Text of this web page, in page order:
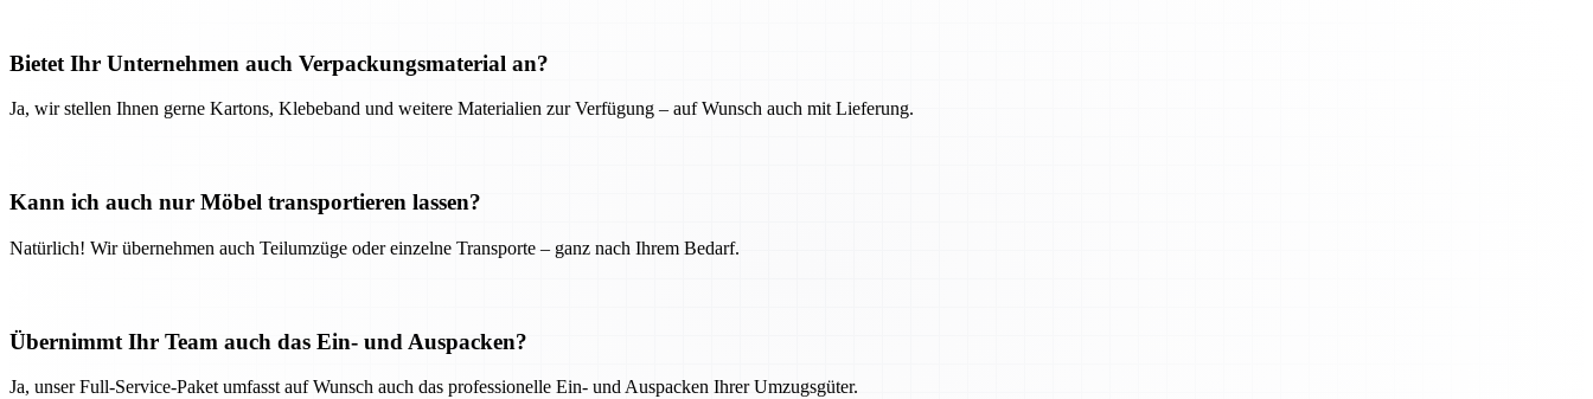
Bietet Ihr Unternehmen auch Verpackungsmaterial an?
Ja, wir stellen Ihnen gerne Kartons, Klebeband und weitere Materialien zur Verfügung – auf Wunsch auch mit Lieferung.
Kann ich auch nur Möbel transportieren lassen?
Natürlich! Wir übernehmen auch Teilumzüge oder einzelne Transporte – ganz nach Ihrem Bedarf.
Übernimmt Ihr Team auch das Ein- und Auspacken?
Ja, unser Full-Service-Paket umfasst auf Wunsch auch das professionelle Ein- und Auspacken Ihrer Umzugsgüter.